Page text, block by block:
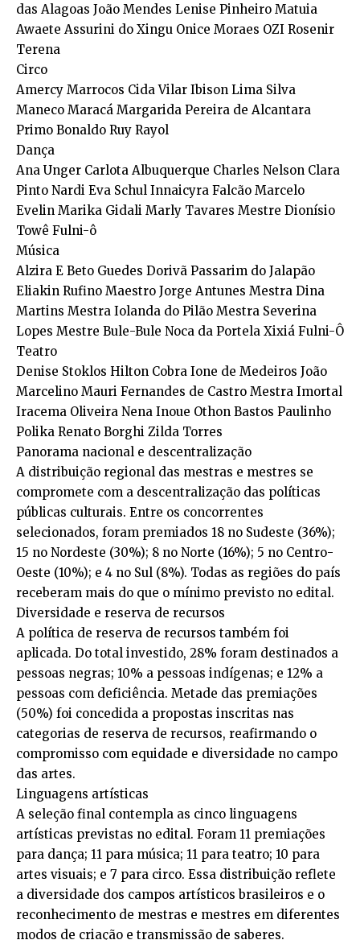
das Alagoas João Mendes Lenise Pinheiro Matuia
Awaete Assurini do Xingu Onice Moraes OZI Rosenir
Terena
Circo
Amercy Marrocos Cida Vilar Ibison Lima Silva
Maneco Maracá Margarida Pereira de Alcantara
Primo Bonaldo Ruy Rayol
Dança
Ana Unger Carlota Albuquerque Charles Nelson Clara
Pinto Nardi Eva Schul Innaicyra Falcão Marcelo
Evelin Marika Gidali Marly Tavares Mestre Dionísio
Towê Fulni-ô
Música
Alzira E Beto Guedes Dorivã Passarim do Jalapão
Eliakin Rufino Maestro Jorge Antunes Mestra Dina
Martins Mestra Iolanda do Pilão Mestra Severina
Lopes Mestre Bule-Bule Noca da Portela Xixiá Fulni-Ô
Teatro
Denise Stoklos Hilton Cobra Ione de Medeiros João
Marcelino Mauri Fernandes de Castro Mestra Imortal
Iracema Oliveira Nena Inoue Othon Bastos Paulinho
Polika Renato Borghi Zilda Torres
Panorama nacional e descentralização
A distribuição regional das mestras e mestres se
compromete com a descentralização das políticas
públicas culturais. Entre os concorrentes
selecionados, foram premiados 18 no Sudeste (36%);
15 no Nordeste (30%); 8 no Norte (16%); 5 no Centro-
Oeste (10%); e 4 no Sul (8%). Todas as regiões do país
receberam mais do que o mínimo previsto no edital.
Diversidade e reserva de recursos
A política de reserva de recursos também foi
aplicada. Do total investido, 28% foram destinados a
pessoas negras; 10% a pessoas indígenas; e 12% a
pessoas com deficiência. Metade das premiações
(50%) foi concedida a propostas inscritas nas
categorias de reserva de recursos, reafirmando o
compromisso com equidade e diversidade no campo
das artes.
Linguagens artísticas
A seleção final contempla as cinco linguagens
artísticas previstas no edital. Foram 11 premiações
para dança; 11 para música; 11 para teatro; 10 para
artes visuais; e 7 para circo. Essa distribuição reflete
a diversidade dos campos artísticos brasileiros e o
reconhecimento de mestras e mestres em diferentes
modos de criação e transmissão de saberes.